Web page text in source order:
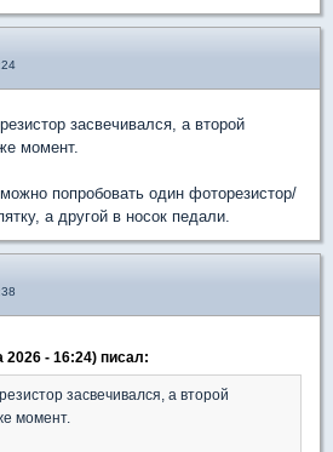
засвечивался, а второй
момент.
попробовать один фоторезистор/
а другой в носок педали.
- 16:24) писал:
засвечивался, а второй
момент.